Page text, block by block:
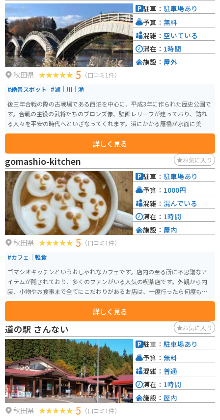
の新鮮な野菜や果物を購入して、ツーリングのおやつにするのも良いでしょ
う。 道の駅 みさと は、周辺の観光スポットへのアクセスも良好です。山内城
跡までは、車で約10分です。また、道の駅 みさと から、田沢湖や角館など、
秋田県内の人気観光スポットへも車で約1時間圏内です。
秋田県 5 （口コミ1件）
#絶景スポット #湖｜川｜滝
後三年合戦の際の古戦場である西沼を中心に、平成3年に作られた歴史公園で
す。合戦の主役の武将たちのブロンズ像、壁画レリーフが建っており、訪れ
る人々を平安の時代へといざなってくれます。沼にかかる雁橋が水面に美し
く映えとても綺麗です。
詳しく見る
駐車： 駐車場あり
予算： 無料
混雑： 空いている
滞在： 1時間
施設： 屋外
gomashio-kitchen お気に入り
秋田県 5 （口コミ1件）
#カフェ｜軽食
ゴマシオキッチンというおしゃれなカフェです。店内の至る所に不思議なア
イテムが隠されており、多くのファンがいる人気の喫茶店です。外観から内
装、小物やお食事まで全てにこだわりがあるお店は、一度行ったら何度も通
いたくなってしまいます。 特に店主の描く独特なラテアートが楽しめるカフ
ェラテは必見です。座席が少なく、人気があるため、行かれる際には予約を
してから行くことをオススメします。
詳しく見る
駐車： 駐車場あり
予算： 1000円
混雑： 混んでいる
滞在： 1時間
施設： 屋内
道の駅 さんない お気に入り
秋田県 5 （口コミ1件）
駐車： 駐車場あり
予算： 無料
混雑： 普通
滞在： 1時間
施設： 屋内